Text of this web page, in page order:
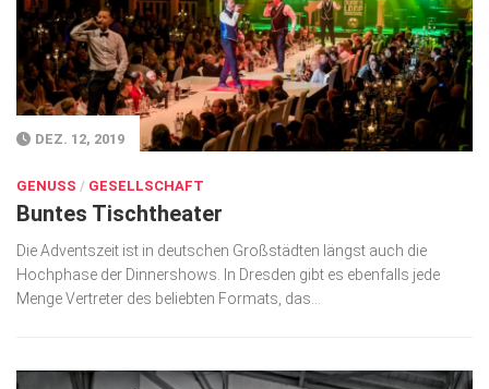
Gesellschaft
Kunst & Kultur
Lifestyle
Ausflug & Reise
Top Branchen
SACHSEN IN PARIS
DEZ. 12, 2019
GENUSS / GESELLSCHAFT
Buntes Tischtheater
Die Adventszeit ist in deutschen Großstädten längst auch die
Hochphase der Dinnershows. In Dresden gibt es ebenfalls jede
Menge Vertreter des beliebten Formats, das...